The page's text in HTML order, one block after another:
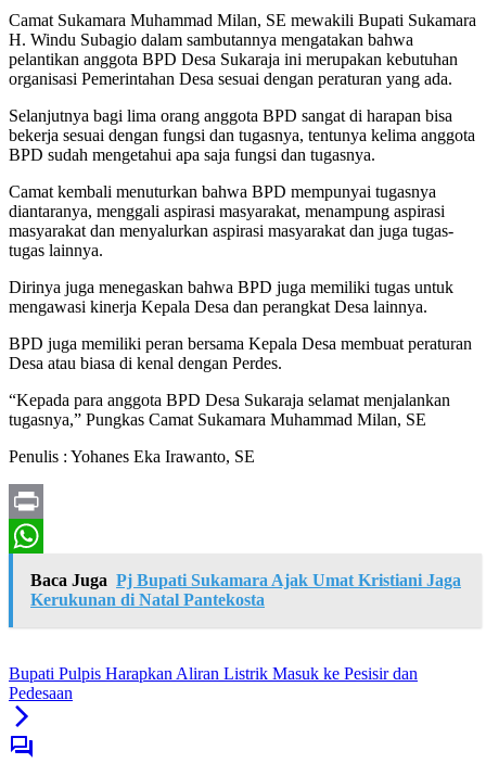
Camat Sukamara Muhammad Milan, SE mewakili Bupati Sukamara
H. Windu Subagio dalam sambutannya mengatakan bahwa
pelantikan anggota BPD Desa Sukaraja ini merupakan kebutuhan
organisasi Pemerintahan Desa sesuai dengan peraturan yang ada.
Selanjutnya bagi lima orang anggota BPD sangat di harapan bisa
bekerja sesuai dengan fungsi dan tugasnya, tentunya kelima anggota
BPD sudah mengetahui apa saja fungsi dan tugasnya.
Camat kembali menuturkan bahwa BPD mempunyai tugasnya
diantaranya, menggali aspirasi masyarakat, menampung aspirasi
masyarakat dan menyalurkan aspirasi masyarakat dan juga tugas-
tugas lainnya.
Dirinya juga menegaskan bahwa BPD juga memiliki tugas untuk
mengawasi kinerja Kepala Desa dan perangkat Desa lainnya.
BPD juga memiliki peran bersama Kepala Desa membuat peraturan
Desa atau biasa di kenal dengan Perdes.
“Kepada para anggota BPD Desa Sukaraja selamat menjalankan
tugasnya,” Pungkas Camat Sukamara Muhammad Milan, SE
Penulis : Yohanes Eka Irawanto, SE
Print
WhatsApp
Baca Juga Pj Bupati Sukamara Ajak Umat Kristiani Jaga
Kerukunan di Natal Pantekosta
Bupati Pulpis Harapkan Aliran Listrik Masuk ke Pesisir dan
Pedesaan